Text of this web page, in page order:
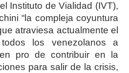
Instituto de Vialidad (IVT),
“la compleja coyuntura
atraviesa actualmente el
los venezolanos a
pro de contribuir en la
para salir de la crisis,